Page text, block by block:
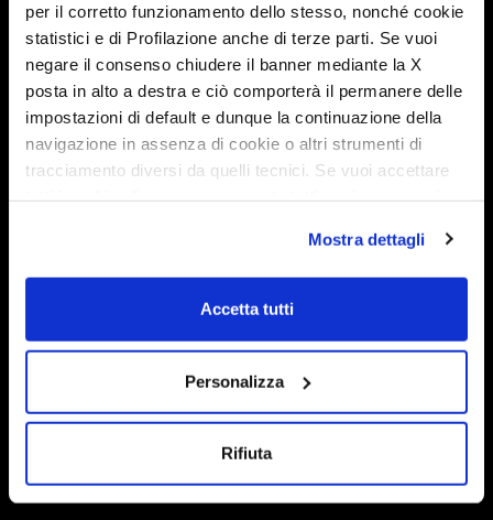
per il corretto funzionamento dello stesso, nonché cookie
statistici e di Profilazione anche di terze parti. Se vuoi
negare il consenso chiudere il banner mediante la X
posta in alto a destra e ciò comporterà il permanere delle
impostazioni di default e dunque la continuazione della
navigazione in assenza di cookie o altri strumenti di
tracciamento diversi da quelli tecnici. Se vuoi accettare
su acconsento selezionati. Se vuoi saperne di più clicca
qui. Cliccando sul tasto "Acconsento" permetti l'utilizzo
Mostra dettagli
Accetta tutti
Personalizza
Rifiuta
Mobilvetta
Kea Kompakt
Kea P
Krosser
Kea I
K-Yacht Tekno Line
Richiesta Catalogo
Richiesta informazioni
Richiesta assistenza
Iscrizione newsletter
Mobilvetta
Gestione dei cookie
Ricerca camper
Manuale d’Uso e
Manutenzione